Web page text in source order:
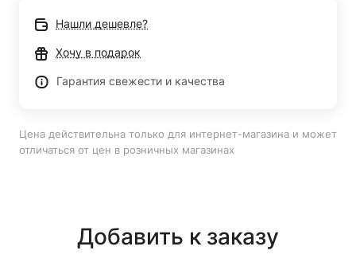
Нашли дешевле?
Хочу в подарок
Гарантия свежести и качества
Цена действительна только для интернет-магазина и может
отличаться от цен в розничных магазинах
Добавить к заказу